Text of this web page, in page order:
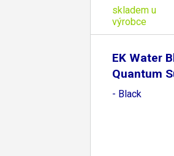
skladem u
výrobce
EK Water
Quantum
- Black